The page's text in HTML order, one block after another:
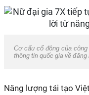
Cơ cấu cổ đông của
thông tin quốc gia về đăng
Năng lượng tái tạo